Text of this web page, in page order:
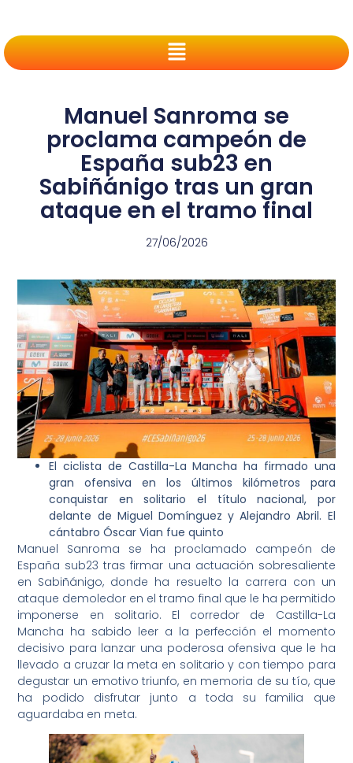
Manuel Sanroma se
proclama campeón de
España sub23 en
Sabiñánigo tras un gran
ataque en el tramo final
27/06/2026
El ciclista de Castilla-La Mancha ha firmado una
gran ofensiva en los últimos kilómetros para
conquistar en solitario el título nacional, por
delante de Miguel Domínguez y Alejandro Abril. El
cántabro Óscar Vian fue quinto
Manuel Sanroma se ha proclamado campeón de
España sub23 tras firmar una actuación sobresaliente
en Sabiñánigo, donde ha resuelto la carrera con un
ataque demoledor en el tramo final que le ha permitido
imponerse en solitario. El corredor de Castilla-La
Mancha ha sabido leer a la perfección el momento
decisivo para lanzar una poderosa ofensiva que le ha
llevado a cruzar la meta en solitario y con tiempo para
degustar un emotivo triunfo, en memoria de su tío, que
ha podido disfrutar junto a toda su familia que
aguardaba en meta.